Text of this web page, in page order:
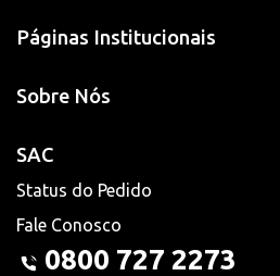
Páginas Institucionais
Sobre Nós
SAC
Status do Pedido
Fale Conosco
0800 727 2273